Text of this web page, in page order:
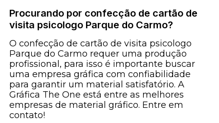
Procurando por confecção de cartão de
visita psicologo Parque do Carmo?
O confecção de cartão de visita psicologo
Parque do Carmo requer uma produção
profissional, para isso é importante buscar
uma empresa gráfica com confiabilidade
para garantir um material satisfatório. A
Gráfica The One está entre as melhores
empresas de material gráfico. Entre em
contato!